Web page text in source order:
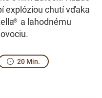
explóziou chutí vďaka
®
a lahodnému
20 Min.